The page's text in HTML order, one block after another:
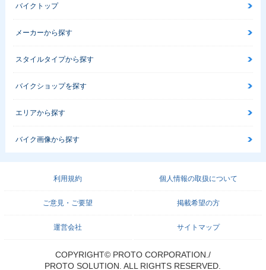
バイクトップ
メーカーから探す
スタイルタイプから探す
バイクショップを探す
エリアから探す
バイク画像から探す
利用規約 個人情報の取扱について
ご意見・ご要望 掲載希望の方
運営会社 サイトマップ
COPYRIGHT© PROTO CORPORATION./
PROTO SOLUTION. ALL RIGHTS RESERVED.